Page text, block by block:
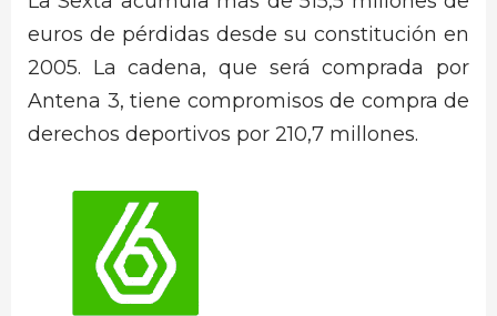
euros de pérdidas desde su constitución en
2005. La cadena, que será comprada por
Antena 3, tiene compromisos de compra de
derechos deportivos por 210,7 millones.